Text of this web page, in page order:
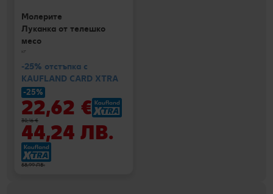
Молерите
Луканка от телешко
месо
кг
-25% отстъпка с
KAUFLAND CARD XTRA
-25%
22,62 €
30,16 €
44,24 ЛВ.
58,99 ЛВ.